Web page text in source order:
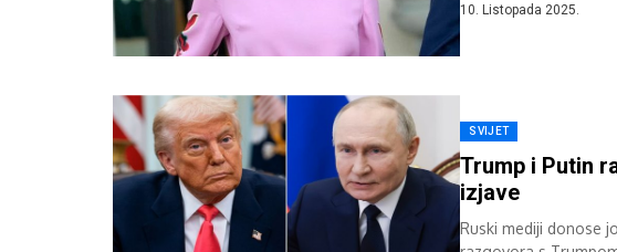
10. Listopada 2025.
SVIJET
Trump i Putin
izjave
Ruski mediji donose